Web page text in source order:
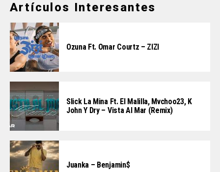
Artículos Interesantes
Ozuna Ft. Omar Courtz – ZIZI
Slick La Mina Ft. El Malilla, Mvchoo23, K
John Y Dry – Vista Al Mar (Remix)
Juanka – Benjamin$